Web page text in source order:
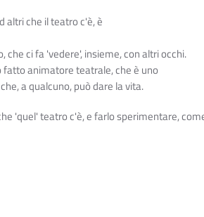
altri che il teatro c'è, è
che ci fa 'vedere', insieme, con altri occhi.
animatore teatrale, che è uno
a qualcuno, può dare la vita.
'quel' teatro c'è, e farlo sperimentare,